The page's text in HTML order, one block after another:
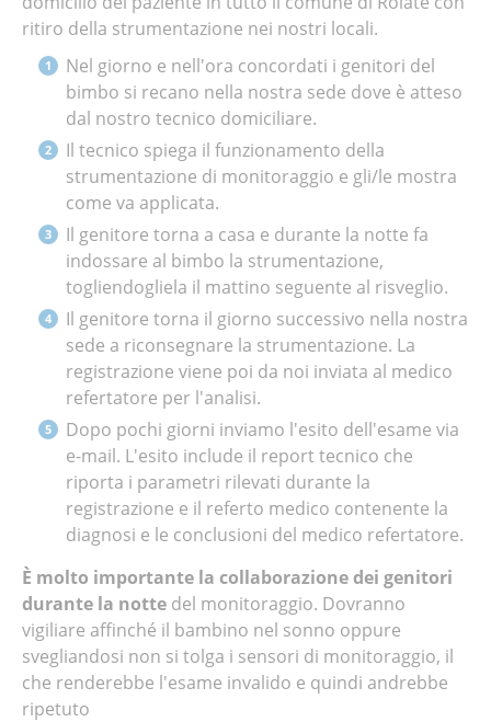
ritiro della strumentazione nei nostri locali.
Nel giorno e nell'ora concordati i genitori del
bimbo si recano nella nostra sede dove è atteso
dal nostro tecnico domiciliare.
Il tecnico spiega il funzionamento della
strumentazione di monitoraggio e gli/le mostra
come va applicata.
Il genitore torna a casa e durante la notte fa
indossare al bimbo la strumentazione,
togliendogliela il mattino seguente al risveglio.
Il genitore torna il giorno successivo nella nostra
sede a riconsegnare la strumentazione. La
registrazione viene poi da noi inviata al medico
refertatore per l'analisi.
Dopo pochi giorni inviamo l'esito dell'esame via
e-mail. L'esito include il report tecnico che
riporta i parametri rilevati durante la
registrazione e il referto medico contenente la
diagnosi e le conclusioni del medico refertatore.
È molto importante la collaborazione dei genitori
durante la notte del monitoraggio. Dovranno
vigiliare affinché il bambino nel sonno oppure
svegliandosi non si tolga i sensori di monitoraggio, il
che renderebbe l'esame invalido e quindi andrebbe
ripetuto